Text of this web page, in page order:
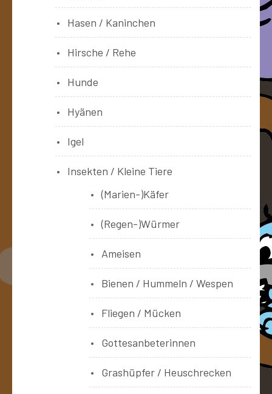
Hasen / Kaninchen
Hirsche / Rehe
Hunde
Hyänen
Igel
Insekten / Kleine Tiere
(Marien-)Käfer
(Regen-)Würmer
Ameisen
Bienen / Hummeln / Wespen
Fliegen / Mücken
Gottesanbeterinnen
Grashüpfer / Heuschrecken